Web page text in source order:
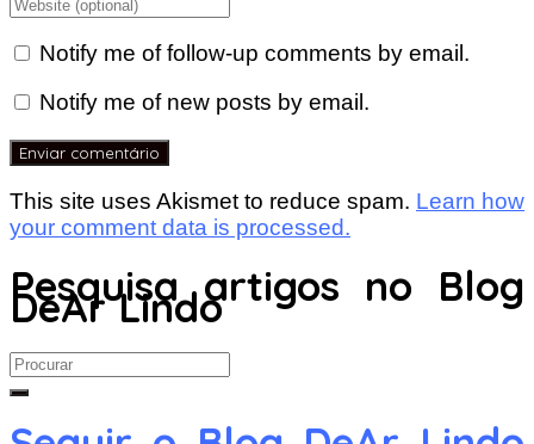
Notify me of follow-up comments by email.
Notify me of new posts by email.
This site uses Akismet to reduce spam. Learn how
your comment data is processed.
Pesquisa artigos no Blog
DeAr Lindo
Search
for: